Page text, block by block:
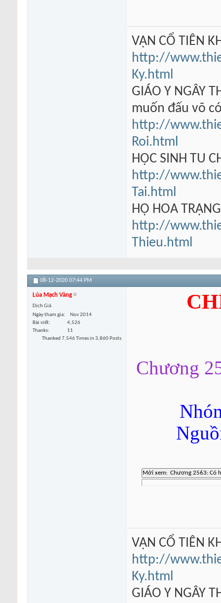
VẠN CỔ TIÊN
http://
Ky.html
GIÁO Y NGÂY
muốn đấu võ
http://
Roi.html
HỌC SINH TU
http://
Tai.html
HỘ HOA
http://
Thieu.html
08-12-2020 07:44 PM
Lúa Mạch Vàng
Dịch Giả
Ngày tham gia
Nov 2014
Bài viết
4,526
Thanks
11
Thanked 7,546 Times in 3,860 Posts
Chương
VẠN CỔ TIÊN
http://
Ky.html
GIÁO Y NGÂY